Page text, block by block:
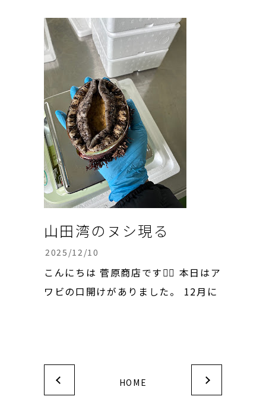
きだったなぁ、あの麺。 山田町内の
スーパーにも売っていて、ファンも多
かったと思います。 家でラーメン食
山田湾のヌシ現る
2025/12/10
こんにちは 菅原商店です🙇‍♀️ 本日はア
ワビの口開けがありました。 12月に
が！！ 思わず興奮して写真を撮りま
した🤳 私は父より手がデカく、大き
HOME